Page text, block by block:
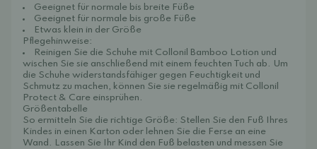
Geeignet für normale bis breite Füße
Geeignet für normale bis große Füße
Etwas klein in der Größe
Pflegehinweise:
Reinigen Sie die Schuhe mit Collonil Bamboo Lotion und
wischen Sie sie anschließend mit einem feuchten Tuch ab. Um
die Schuhe widerstandsfähiger gegen Feuchtigkeit und
Schmutz zu machen, können Sie sie regelmäßig mit Collonil
Protect & Care einsprühen.
Größentabelle
So ermitteln Sie die richtige Größe: Stellen Sie den Fuß Ihres
Kindes in einen Karton oder lehnen Sie die Ferse an eine
Wand. Lassen Sie Ihr Kind den Fuß belasten und messen Sie